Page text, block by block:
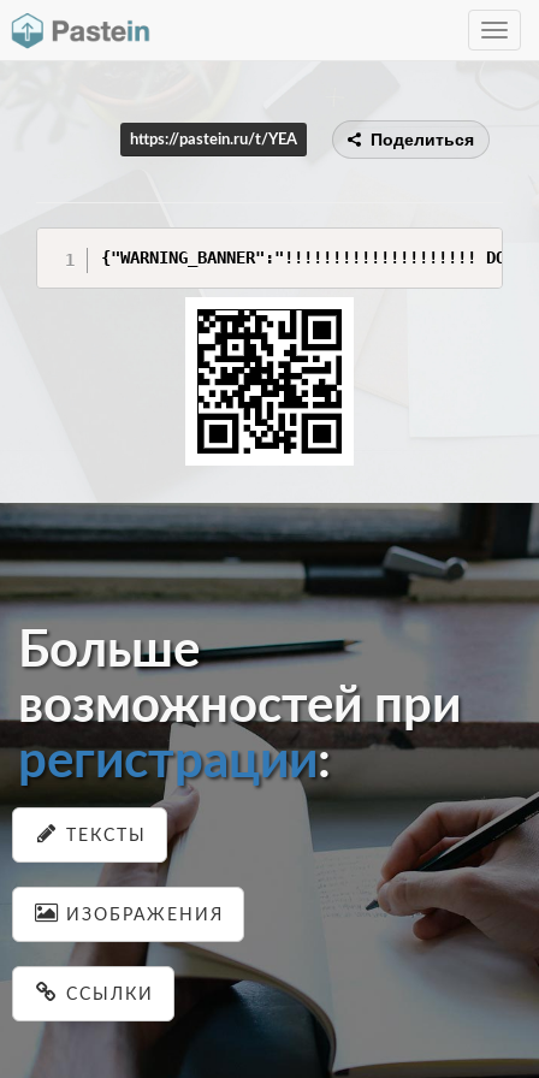
Toggle
https://pastein.ru/t/YEA Поделиться
{"WARNING_BANNER":"!!!!!!!!!!!!!!!!!!!! DO NOT SHARE
Больше
возможностей при
регистрации:
ТЕКСТЫ
ИЗОБРАЖЕНИЯ
ССЫЛКИ